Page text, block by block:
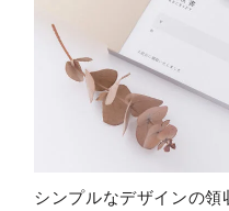
シンプルなデザインの領